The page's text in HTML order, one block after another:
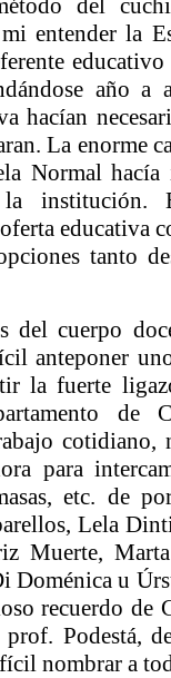
del
entender la
educativo
año a
hacían
La enorme
Normal
la institución.
educativa
tanto
del cuerpo
anteponer
la fuerte
de
cotidiano,
para
etc. de
Lela
Muerte,
Doménica u
recuerdo de
Podestá,
nombrar a